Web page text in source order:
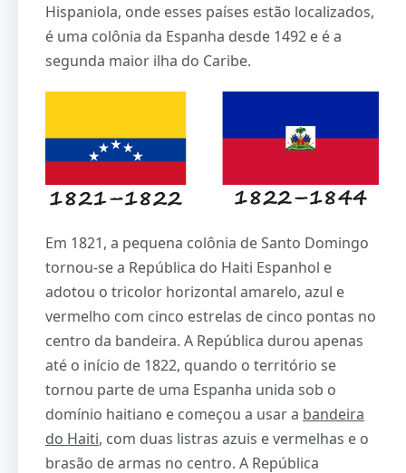
Hispaniola, onde esses países estão localizados,
é uma colônia da Espanha desde 1492 e é a
segunda maior ilha do Caribe.
Em 1821, a pequena colônia de Santo Domingo
tornou-se a República do Haiti Espanhol e
adotou o tricolor horizontal amarelo, azul e
vermelho com cinco estrelas de cinco pontas no
centro da bandeira. A República durou apenas
até o início de 1822, quando o território se
tornou parte de uma Espanha unida sob o
domínio haitiano e começou a usar a bandeira
do Haiti, com duas listras azuis e vermelhas e o
brasão de armas no centro. A República